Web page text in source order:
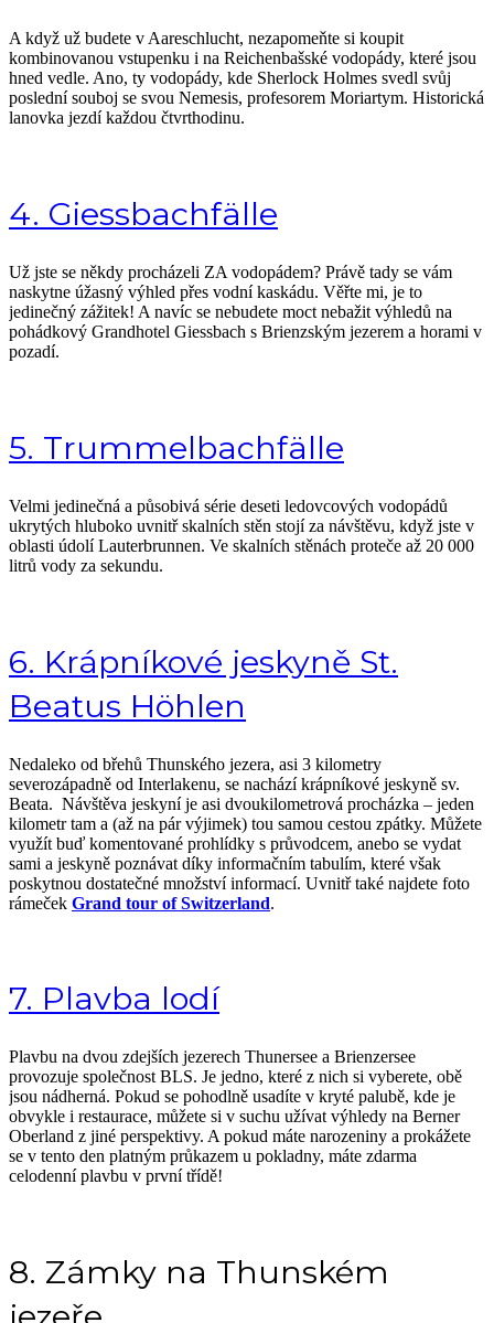
A když už budete v Aareschlucht, nezapomeňte si koupit
kombinovanou vstupenku i na Reichenbašské vodopády, které jsou
hned vedle. Ano, ty vodopády, kde Sherlock Holmes svedl svůj
poslední souboj se svou Nemesis, profesorem Moriartym. Historická
lanovka jezdí každou čtvrthodinu.
4. Giessbachfälle
Už jste se někdy procházeli ZA vodopádem? Právě tady se vám
naskytne úžasný výhled přes vodní kaskádu. Věřte mi, je to
jedinečný zážitek! A navíc se nebudete moct nebažit výhledů na
pohádkový Grandhotel Giessbach s Brienzským jezerem a horami v
pozadí.
5. Trummelbachfälle
Velmi jedinečná a působivá série deseti ledovcových vodopádů
ukrytých hluboko uvnitř skalních stěn stojí za návštěvu, když jste v
oblasti údolí Lauterbrunnen. Ve skalních stěnách proteče až 20 000
litrů vody za sekundu.
6. Krápníkové jeskyně St.
Beatus Höhlen
Nedaleko od břehů Thunského jezera, asi 3 kilometry
severozápadně od Interlakenu, se nachází krápníkové jeskyně sv.
Beata. Návštěva jeskyní je asi dvoukilometrová procházka – jeden
kilometr tam a (až na pár výjimek) tou samou cestou zpátky. Můžete
využít buď komentované prohlídky s průvodcem, anebo se vydat
sami a jeskyně poznávat díky informačním tabulím, které však
poskytnou dostatečné množství informací. Uvnitř také najdete foto
rámeček Grand tour of Switzerland.
7. Plavba lodí
Plavbu na dvou zdejších jezerech Thunersee a Brienzersee
provozuje společnost BLS. Je jedno, které z nich si vyberete, obě
jsou nádherná. Pokud se pohodlně usadíte v kryté palubě, kde je
obvykle i restaurace, můžete si v suchu užívat výhledy na Berner
Oberland z jiné perspektivy. A pokud máte narozeniny a prokážete
se v tento den platným průkazem u pokladny, máte zdarma
celodenní plavbu v první třídě!
8. Zámky na Thunském